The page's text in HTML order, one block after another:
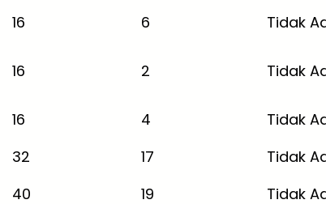
16 6 Tidak
16 2 Tidak
16 4
Tidak
32 17
Tidak
40 19 Tidak